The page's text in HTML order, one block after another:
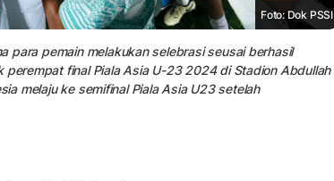
Foto: Dok PSSI
para pemain melakukan selebrasi seusai berhasil
final Piala Asia U-23 2024 di Stadion Abdullah
melaju ke semifinal Piala Asia U23 setelah